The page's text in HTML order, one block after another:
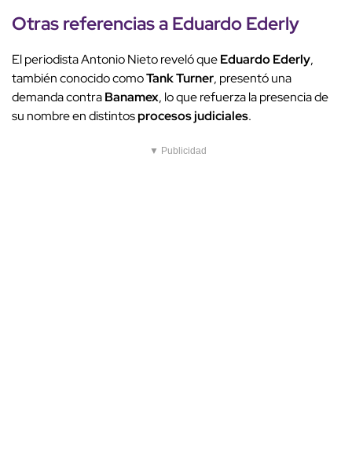
Otras referencias aEduardo Ederly
El periodista Antonio Nieto reveló queEduardo Ederly,
también conocido comoTank Turner, presentó una
demanda contraBanamex, lo que refuerza la presencia de
su nombre en distintosprocesos judiciales.
▼ Publicidad